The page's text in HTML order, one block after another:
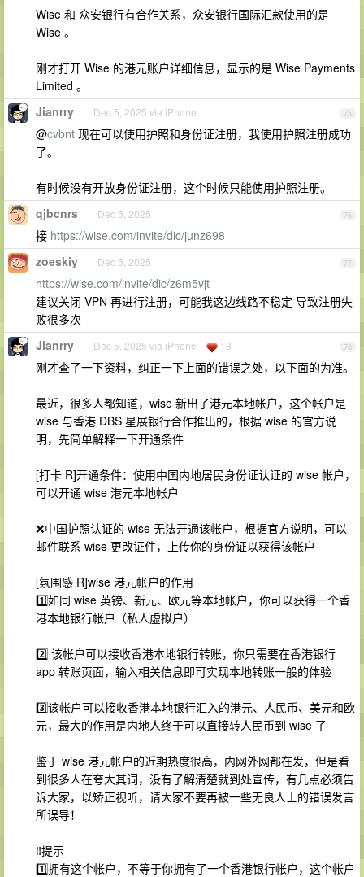
Wise 和 众安银行有合作关系，众安银行国际汇款使用的是
Wise 。
刚才打开 Wise 的港元账户详细信息，显示的是 Wise Payments
Limited 。
75
Jianrry Dec 5, 2025 via iPhone
@cvbnt 现在可以使用护照和身份证注册，我使用护照注册成功
了。
有时候没有开放身份证注册，这个时候只能使用护照注册。
76
qjbcnrs Dec 5, 2025
接 https://wise.com/invite/dic/junz698
77
zoeskiy Dec 5, 2025
https://wise.com/invite/dic/z6m5vjt
建议关闭 VPN 再进行注册，可能我这边线路不稳定 导致注册失
败很多次
78
Jianrry Dec 5, 2025 via iPhone 18
刚才查了一下资料，纠正一下上面的错误之处，以下面的为准。
最近，很多人都知道，wise 新出了港元本地帐户，这个帐户是
wise 与香港 DBS 星展银行合作推出的，根据 wise 的官方说
明，先简单解释一下开通条件
[打卡 R]开通条件：使用中国内地居民身份证认证的 wise 帐户，
可以开通 wise 港元本地帐户
❌中国护照认证的 wise 无法开通该帐户，根据官方说明，可以
邮件联系 wise 更改证件，上传你的身份证以获得该帐户
[氛围感 R]wise 港元帐户的作用
1️⃣如同 wise 英镑、新元、欧元等本地帐户，你可以获得一个香
港本地银行帐户（私人虚拟户）
2️⃣ 该帐户可以接收香港本地银行转账，你只需要在香港银行
app 转账页面，输入相关信息即可实现本地转账一般的体验
3️⃣该帐户可以接收香港本地银行汇入的港元、人民币、美元和欧
元，最大的作用是内地人终于可以直接转人民币到 wise 了
鉴于 wise 港元帐户的近期热度很高，内网外网都在发，但是看
到很多人在夸大其词，没有了解清楚就到处宣传，有几点必须告
诉大家，以矫正视听，请大家不要再被一些无良人士的错误发言
所误导！
‼️提示
1️⃣拥有这个帐户，不等于你拥有了一个香港银行帐户，这个帐户